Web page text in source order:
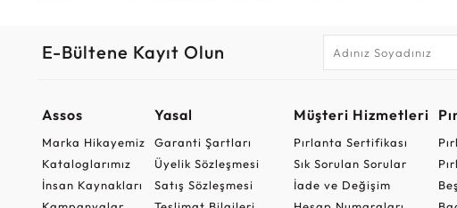
E-Bültene Kayıt Olun
Assos
Marka Hikayemiz
Kataloglarımız
İnsan Kaynakları
Yasal
Garanti Şartları
Üyelik Sözleşmesi
Satış Sözleşmesi
Müşteri Hizmetleri
Pırlanta Sertifikası
Sık Sorulan Sorular
İade ve Değişim